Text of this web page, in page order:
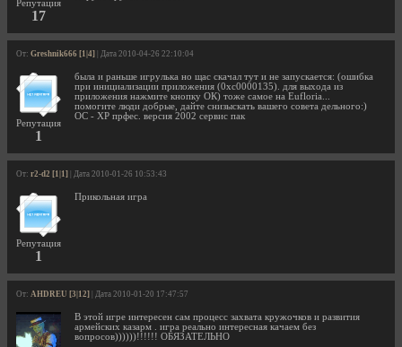
Репутация
17
От: Greshnik666 [1|4] | Дата 2010-04-26 22:10:04
Репутация
1
была и раньше игрулька но щас скачал тут и не запускается: (ошибка
при инициализации приложения (0хс0000135). для выхода из
приложения нажмите кнопку ОК) тоже самое на Eufloria...
помогите люди добрые, дайте снизыскать вашего совета дельного:)
ОС - ХР прфес. версия 2002 сервис пак
От: r2-d2 [1|1] | Дата 2010-01-26 10:53:43
Репутация
1
Прикольная игра
От: AHDREU [3|12] | Дата 2010-01-20 17:47:57
В этой игре интересен сам процесс захвата кружочков и развития
армейских казарм . игра реально интересная качаем без
вопросов))))))!!!!!! ОБЯЗАТЕЛЬНО